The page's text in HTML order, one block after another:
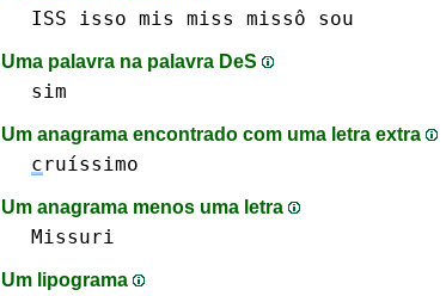
ISS isso mis miss missô sou
Uma palavra na palavra DeS
sim
Um anagrama encontrado com uma letra extra
cruíssimo
Um anagrama menos uma letra
Missuri
Um lipograma